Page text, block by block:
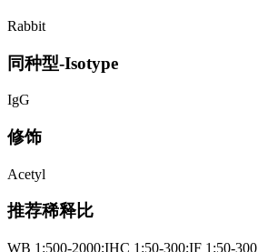
Rabbit
同种型-Isotype
IgG
修饰
Acetyl
推荐稀释比
WB 1:500-2000;IHC 1:50-300;IF 1:50-300